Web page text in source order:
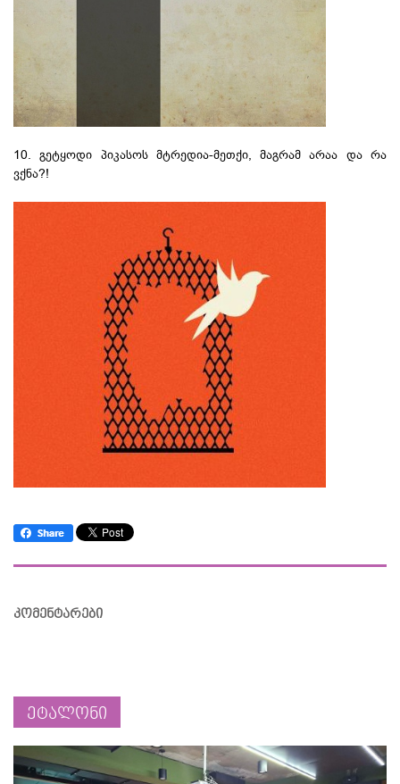
10. გეტყოდი პიკასოს მტრედია-მეთქი, მაგრამ არაა და რა
ვქნა?!
კომენტარები
ეტალონი